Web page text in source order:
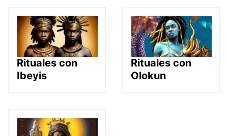
Rituales con
Ibeyis
Rituales con
Olokun